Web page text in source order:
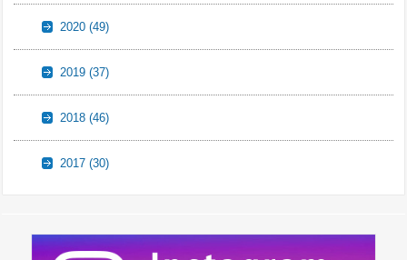
2020(49)
2019(37)
2018(46)
2017(30)